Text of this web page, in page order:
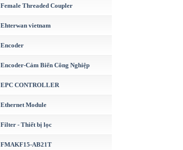
Female Threaded Coupler
Ehterwan vietnam
Encoder
Encoder-Cảm Biến Công Nghiệp
EPC CONTROLLER
Ethernet Module
Filter - Thiết bị lọc
FMAKF15-AB21T